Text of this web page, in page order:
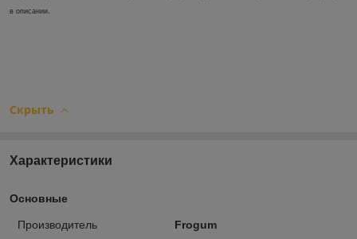
в описании.
Скрыть
Характеристики
Основные
Производитель
Frogum